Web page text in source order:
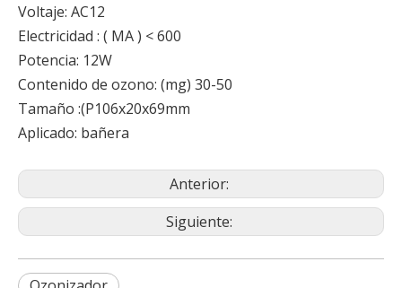
Voltaje: AC12
Electricidad : ( MA ) < 600
Potencia: 12W
Contenido de ozono: (mg) 30-50
Tamaño :(P106x20x69mm
Aplicado: bañera
Anterior:
Siguiente: